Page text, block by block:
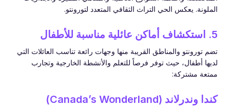
الملونة. يعكس الحي التراث الثقافي المتعدد لتورونتو.
5. استكشاف أماكن عائلية مناسبة للأطفال
تضم تورونتو والمناطق القريبة منها وجهات رائعة تناسب العائلات التي
لديها أطفال، حيث توفر فرصاً للتعلم والأنشطة الخارجية وتجارب
ممتعة مشتركة:
كندا وندرلاند (Canada’s Wonderland)